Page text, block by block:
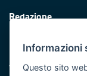
Redazione
Protezione civile
Vai al sito di
Informazioni
Questo sito